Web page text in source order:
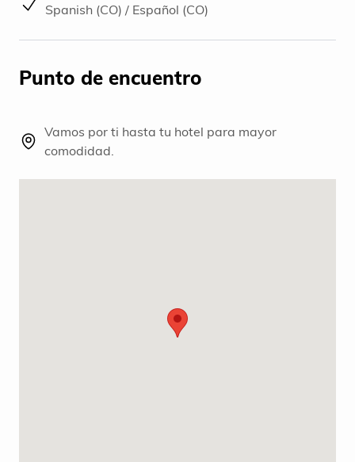
Spanish (CO) / Español (CO)
Punto de encuentro
Vamos por ti hasta tu hotel para mayor
comodidad.